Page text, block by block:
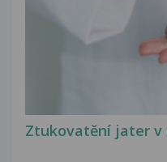
Ztukovatění jater v